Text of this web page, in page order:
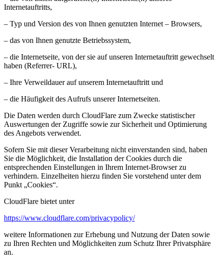
Internetauftritts,
– Typ und Version des von Ihnen genutzten Internet – Browsers,
– das von Ihnen genutzte Betriebssystem,
– die Internetseite, von der sie auf unseren Internetauftritt gewechselt
haben (Referrer- URL),
– Ihre Verweildauer auf unserem Internetauftritt und
– die Häufigkeit des Aufrufs unserer Internetseiten.
Die Daten werden durch CloudFlare zum Zwecke statistischer
Auswertungen der Zugriffe sowie zur Sicherheit und Optimierung
des Angebots verwendet.
Sofern Sie mit dieser Verarbeitung nicht einverstanden sind, haben
Sie die Möglichkeit, die Installation der Cookies durch die
entsprechenden Einstellungen in Ihrem Internet-Browser zu
verhindern. Einzelheiten hierzu finden Sie vorstehend unter dem
Punkt „Cookies“.
CloudFlare bietet unter
https://www.cloudflare.com/privacypolicy/
weitere Informationen zur Erhebung und Nutzung der Daten sowie
zu Ihren Rechten und Möglichkeiten zum Schutz Ihrer Privatsphäre
an.